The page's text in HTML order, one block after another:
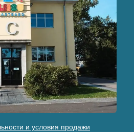
и условия продажи